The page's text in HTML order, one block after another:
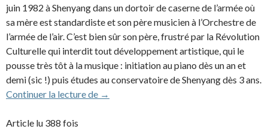
juin 1982 à Shenyang dans un dortoir de caserne de l’armée où
sa mère est standardiste et son père musicien à l’Orchestre de
l’armée de l’air. C’est bien sûr son père, frustré par la Révolution
Culturelle qui interdit tout développement artistique, qui le
pousse très tôt à la musique : initiation au piano dès un an et
demi (sic !) puis études au conservatoire de Shenyang dès 3 ans.
Continuer la lecture de
Lang Lang (2015)
→
Article lu 388 fois